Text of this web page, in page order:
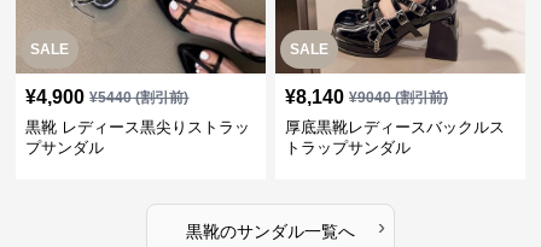
SALE
¥4,900 ¥5440(割引前)
黒靴 レディース黒尖りストラッ
プサンダル
SALE
¥8,140 ¥9040(割引前)
厚底黒靴レディースバックルス
トラップサンダル
黒靴のサンダル一覧へ ›